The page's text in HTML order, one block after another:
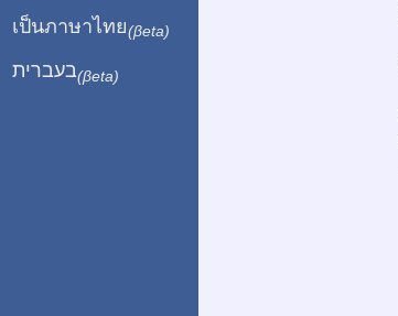
เป็นภาษาไทย(βeta)
בעברית(βeta)